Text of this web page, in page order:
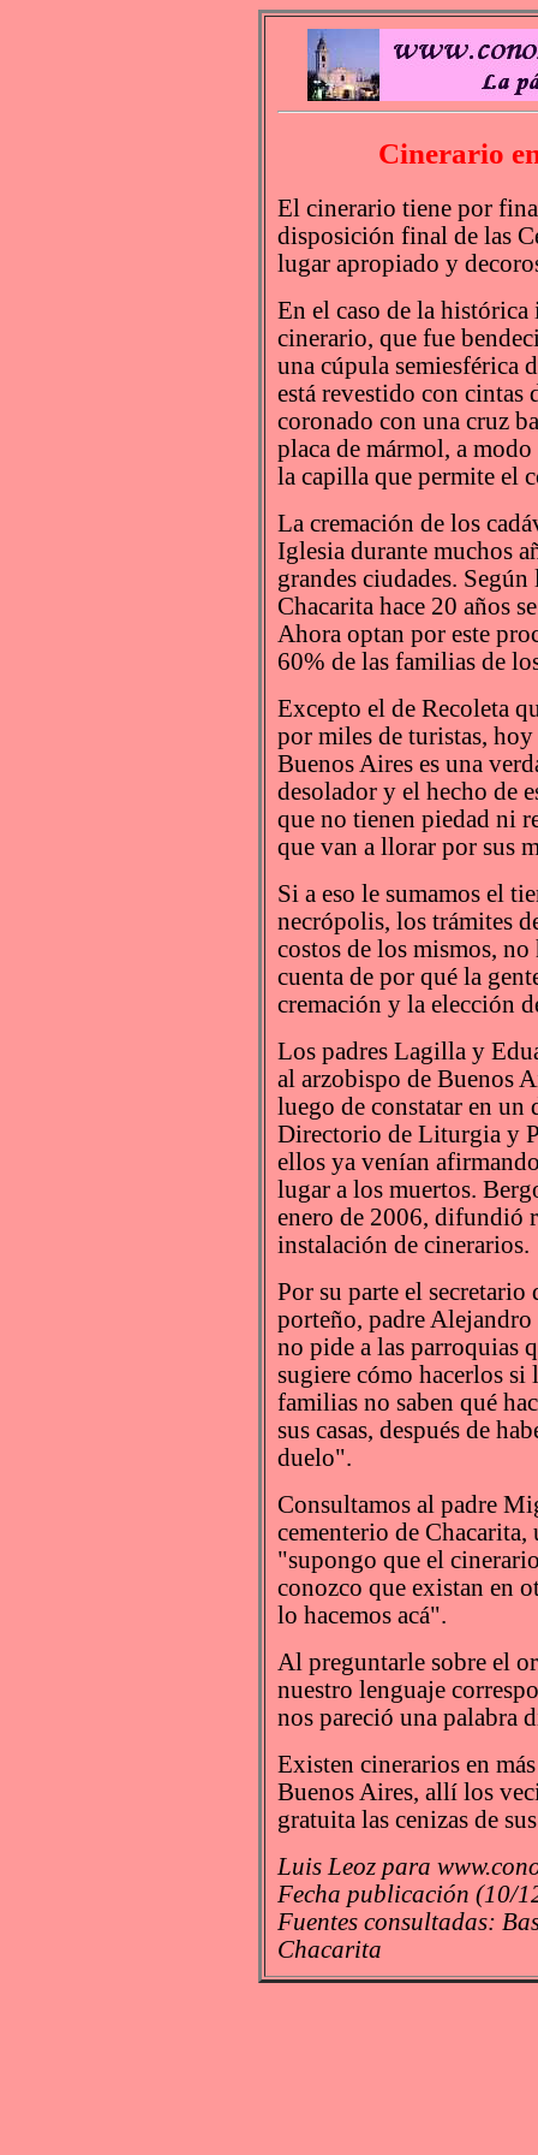
Cinerario
El cinerario tiene por
disposición final de las
lugar apropiado y
En el caso de la
cinerario, que fue
una cúpula semiesférica
está revestido con cintas
coronado con una cruz
placa de mármol, a
la capilla que permite el
La cremación de los
Iglesia durante muchos
grandes ciudades.
Chacarita hace 20 años
Ahora optan por este
60% de las familias de
Excepto el de Recoleta
por miles de turistas,
Buenos Aires es una
desolador y el hecho de
que no tienen piedad ni
que van a llorar por sus
Si a eso le sumamos el
necrópolis, los trámites
costos de los mismos, no
cuenta de por qué la
cremación y la elección
Los padres Lagilla y
al arzobispo de Buenos
luego de constatar en un
Directorio de Liturgia y
ellos ya venían
lugar a los muertos.
enero de 2006, difundió
instalación de cinerarios.
Por su parte el secretario
porteño, padre
no pide a las parroquias
sugiere cómo hacerlos
familias no saben qué
sus casas, después de
duelo".
Consultamos al padre
cementerio de
"supongo que el
conozco que existan en
lo hacemos acá".
Al preguntarle sobre el
nuestro lenguaje
nos pareció una palabra
Existen cinerarios en
Buenos Aires, allí los
gratuita las cenizas de
Luis Leoz para
Fecha publicación (10/
Fuentes consultadas:
Chacarita